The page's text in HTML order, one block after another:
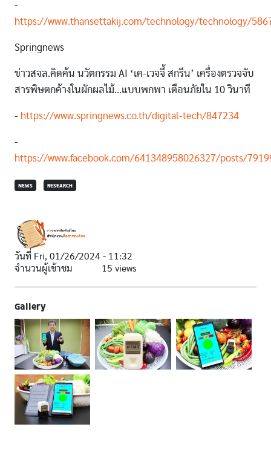
-
https://www.thansettakij.com/technology/technology/
Springnews
ข่าวสจล.คิดค้น นวัตกรรม AI ‘เค-เวจจี้ สกรีน’ เครื่องตรวจจับ
สารพิษตกค้างในผักผลไม้...แบบพกพา เตือนภัยใน 10 วินาที
- https://www.springnews.co.th/digital-tech/847234
-
https://www.facebook.com/641348958026327/posts/
NEWS RESEARCH
วันที่ Fri, 01/26/2024 - 11:32
จำนวนผู้เข้าชม
15 views
Gallery